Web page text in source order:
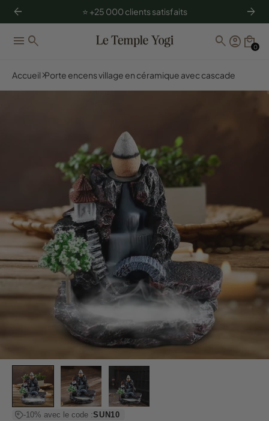
arrow_back arrow_forward
⭐️ +25 000 clients satisfaits
menu search search account_circle local_mall
0
Accueil Porte encens village en céramique avec cascade
-10% avec le code :SUN10